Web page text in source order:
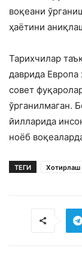
воқеани
ҳаётини
Тарихчилар
даврида Европа
совет
ўрганилмаган.
йилларида
ноёб
ТЕГИ Хотирлаш